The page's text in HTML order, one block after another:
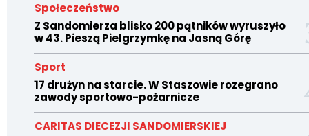
Społeczeństwo
Z Sandomierza blisko 200 pątników wyruszyło
w 43. Pieszą Pielgrzymkę na Jasną Górę
Sport
17 drużyn na starcie. W Staszowie rozegrano
zawody sportowo-pożarnicze
CARITAS DIECEZJI SANDOMIERSKIEJ